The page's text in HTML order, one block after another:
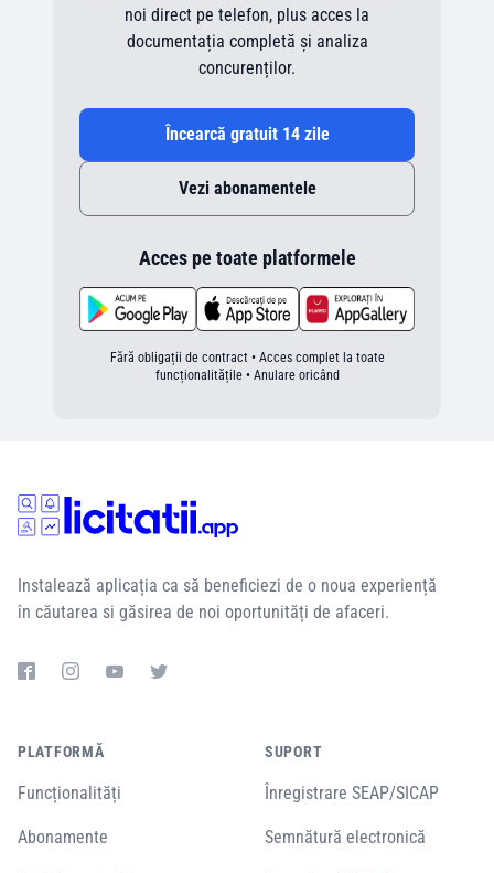
noi direct pe telefon, plus acces la
documentația completă și analiza
concurenților.
Încearcă gratuit 14 zile
Vezi abonamentele
Acces pe toate platformele
Fără obligații de contract • Acces complet la toate
funcționalitățile • Anulare oricând
Instalează aplicația ca să beneficiezi de o noua experiență
în căutarea si găsirea de noi oportunități de afaceri.
PLATFORMĂ
Funcționalități
Abonamente
SUPORT
Înregistrare SEAP/SICAP
Semnătură electronică